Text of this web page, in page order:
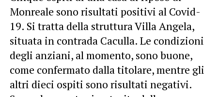
Monreale sono risultati positivi al Covid-
19. Si tratta della struttura Villa Angela,
situata in contrada Caculla. Le condizioni
degli anziani, al momento, sono buone,
come confermato dalla titolare, mentre gli
altri dieci ospiti sono risultati negativi.